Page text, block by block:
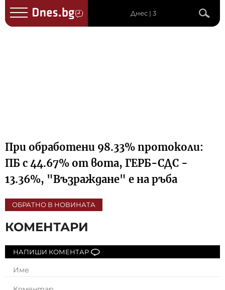
Днес | 3
При обработени 98.33% протоколи:
ПБ с 44.67% от вота, ГЕРБ-СДС -
13.36%, "Възраждане" е на ръба
ОБРАТНО В НОВИНАТА
КОМЕНТАРИ
НАПИШИ КОМЕНТАР